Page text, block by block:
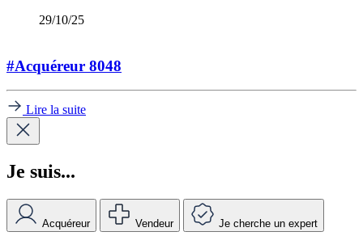
29/10/25
#Acquéreur 8048
Lire la suite
Je suis...
Acquéreur Vendeur Je cherche un expert